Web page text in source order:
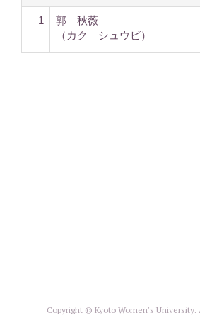
1
郭 秋薇
（カク シュウビ）
Copyright © Kyoto Women's University.